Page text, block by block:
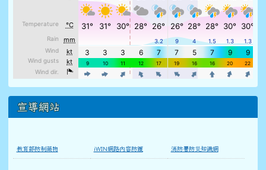
宣導網站
教育部防制藥物 iWIN網路內容防護 消防署防災知識網